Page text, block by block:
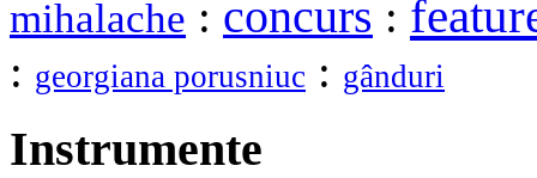
mihalache : concurs :
: georgiana porusniuc : gânduri
Instrumente